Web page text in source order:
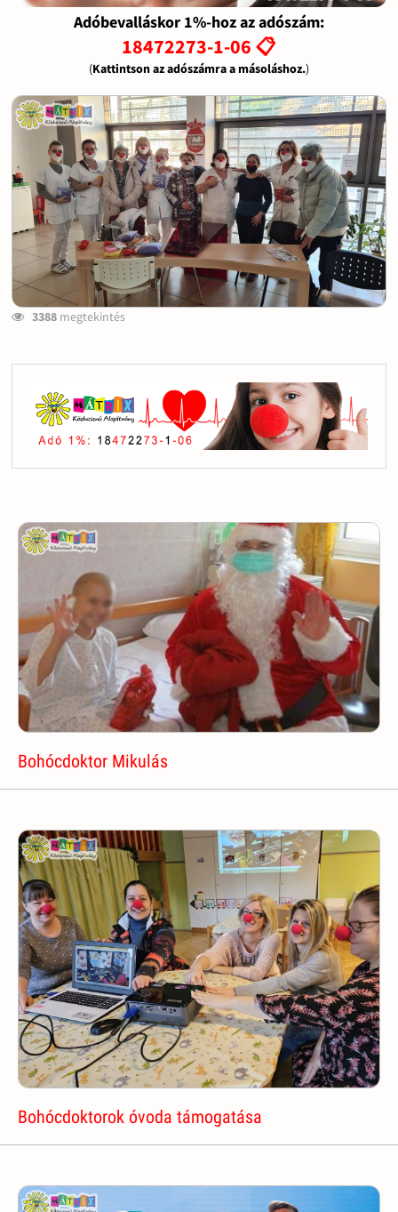
Adóbevalláskor 1%-hoz az adószám:
18472273-1-06 📋
(Kattintson az adószámra a másoláshoz.)
3388megtekintés
Bohócdoktor Mikulás
Bohócdoktorok óvoda támogatása